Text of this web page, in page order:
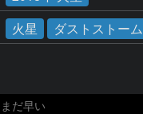
火星 ダストストーム
まだ早い